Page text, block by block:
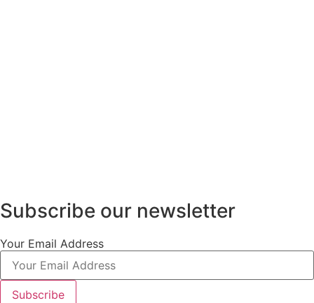
Subscribe our newsletter
Your Email Address
Subscribe